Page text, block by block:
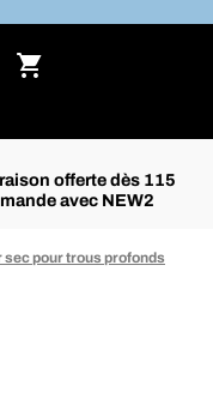
offerte dès 115
avec NEW2
sec pour trous profonds